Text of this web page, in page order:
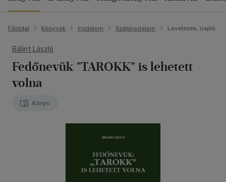
Főoldal Könyvek Irodalom Szépirodalom Levelezés, napló
Bálint László
Fedőnevük "TAROKK" is lehetett
volna
Könyv